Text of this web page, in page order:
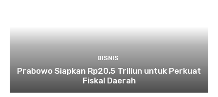
BISNIS
Prabowo Siapkan Rp20,5 Triliun untuk Perkuat
Fiskal Daerah